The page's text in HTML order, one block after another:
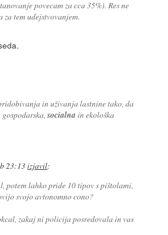
povecam za cca 35%). Res ne
tem udejstvovanjem.
in uživanja lastnine tako, da
socialna in ekološka
23:13izjavil:
potem lahko pride 10 tipov s pištolami,
svojo avtonomno cono?
zakaj ni policija posredovala in vas